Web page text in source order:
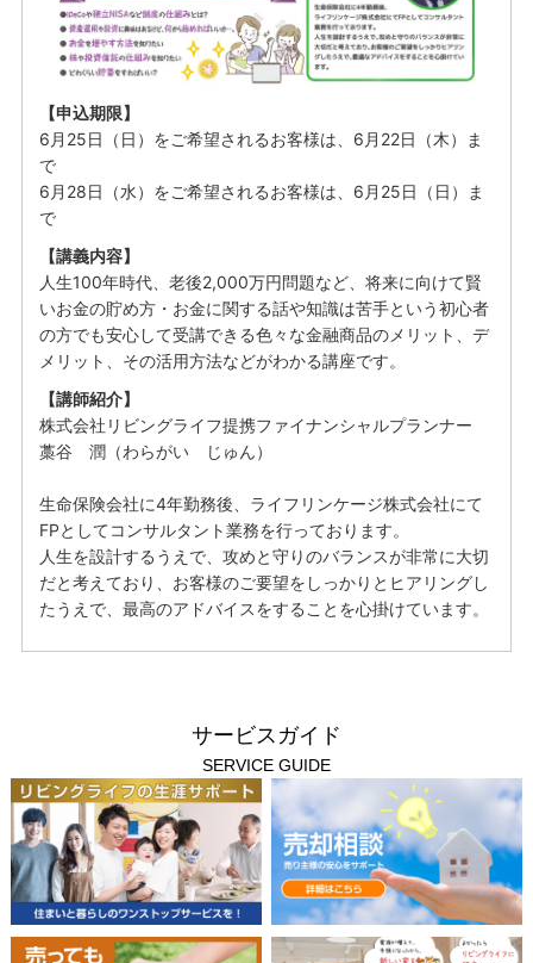
【申込期限】
6月25日（日）をご希望されるお客様は、6月22日（木）ま
で
6月28日（水）をご希望されるお客様は、6月25日（日）ま
で
【講義内容】
人生100年時代、老後2,000万円問題など、将来に向けて賢
いお金の貯め方・お金に関する話や知識は苦手という初心者
の方でも安心して受講できる色々な金融商品のメリット、デ
メリット、その活用方法などがわかる講座です。
【講師紹介】
株式会社リビングライフ提携ファイナンシャルプランナー
藁谷 潤（わらがい じゅん）
生命保険会社に4年勤務後、ライフリンケージ株式会社にて
FPとしてコンサルタント業務を行っております。
人生を設計するうえで、攻めと守りのバランスが非常に大切
だと考えており、お客様のご要望をしっかりとヒアリングし
たうえで、最高のアドバイスをすることを心掛けています。
サービスガイド
SERVICE GUIDE